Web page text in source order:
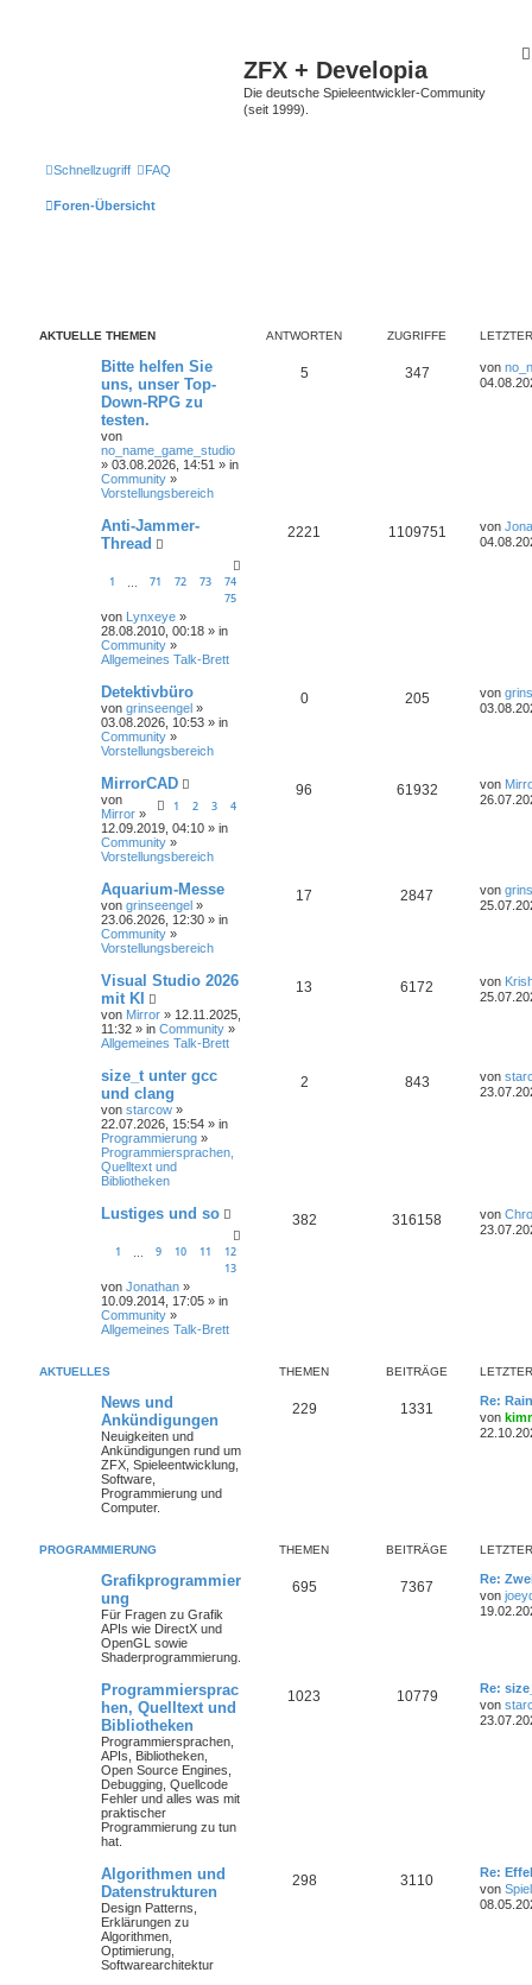
ZFX + Developia
Die deutsche Spieleentwickler-Community
(seit 1999).
Schnellzugriff FAQ
Foren-Übersicht
AKTUELLE THEMEN ANTWORTEN ZUGRIFFE
Bitte helfen Sie
uns, unser Top-
Down-RPG zu
testen.
von
no_name_game_studio
» 03.08.2026, 14:51 » in
Community »
Vorstellungsbereich
5 347 von
Anti-Jammer-
Thread
1 71 72 73
74
75
von Lynxeye »
28.08.2010, 00:18 » in
Community »
Allgemeines Talk-Brett
2221 1109751 von
Detektivbüro
von grinseengel »
03.08.2026, 10:53 » in
Community »
Vorstellungsbereich
0 205 von
MirrorCAD
1 2 3 4
von
Mirror »
12.09.2019, 04:10 » in
Community »
Vorstellungsbereich
96 61932 von
Aquarium-Messe
von grinseengel »
23.06.2026, 12:30 » in
Community »
Vorstellungsbereich
17 2847 von
Visual Studio 2026
mit KI
von Mirror » 12.11.2025,
11:32 » in Community »
Allgemeines Talk-Brett
13 6172 von
size_t unter gcc
und clang
von starcow »
22.07.2026, 15:54 » in
Programmierung »
Programmiersprachen,
Quelltext und
Bibliotheken
2 843 von
Lustiges und so
1 9 10 11
12
13
von Jonathan »
10.09.2014, 17:05 » in
Community »
Allgemeines Talk-Brett
382 316158 von
AKTUELLES THEMEN BEITRÄGE
News und
Ankündigungen
Neuigkeiten und
Ankündigungen rund um
ZFX, Spieleentwicklung,
Software,
Programmierung und
Computer.
229 1331
Re:
von
PROGRAMMIERUNG THEMEN BEITRÄGE
Grafikprogrammier
ung
Für Fragen zu Grafik
APIs wie DirectX und
OpenGL sowie
Shaderprogrammierung.
695 7367
Re:
von
Programmiersprac
hen, Quelltext und
Bibliotheken
Programmiersprachen,
APIs, Bibliotheken,
Open Source Engines,
Debugging, Quellcode
Fehler und alles was mit
praktischer
Programmierung zu tun
hat.
1023 10779
Re:
von
Algorithmen und
Datenstrukturen
Design Patterns,
Erklärungen zu
Algorithmen,
Optimierung,
Softwarearchitektur
298 3110
Re:
von